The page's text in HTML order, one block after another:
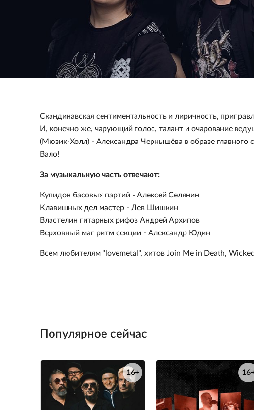
Скандинавская сентиментальность и лиричность,
И, конечно же, чарующий голос, талант и очарование
(Мюзик-Холл) - Александра Чернышёва в образе
Вало!
За музыкальную часть отвечают:
Купидон басовых партий - Алексей Селянин
Клавишных дел мастер - Лев Шишкин
Властелин гитарных рифов Андрей Архипов
Верховный маг ритм секции - Александр Юдин
Всем любителям "lovemetal", хитов Join Me in Death,
Популярное сейчас
16+